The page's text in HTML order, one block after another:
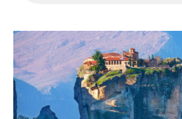
Salidas:Diarias menos sábado
Ruta; 4n Atenas, 1n Olimpia, 1n Delfos,
Régimen: AD en Atenas, MP circuito
Hoteles: Elegir entre 3* , 4* y 5*